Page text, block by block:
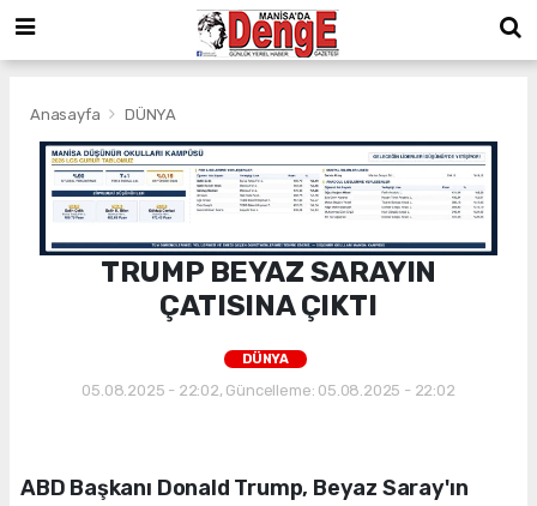
Anasayfa DÜNYA
TRUMP BEYAZ SARAYIN
ÇATISINA ÇIKTI
DÜNYA
05.08.2025 - 22:02, Güncelleme: 05.08.2025 - 22:02
ABD Başkanı Donald Trump, Beyaz Saray'ın